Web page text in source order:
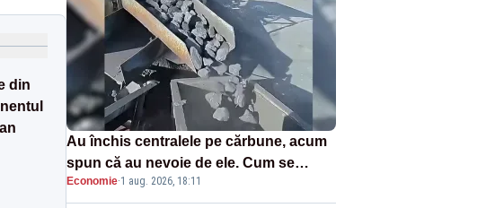
din
Au închis centralele pe cărbune, acum
spun că au nevoie de ele. Cum se
pasează vina în plină criză energetică
Economie·1 aug. 2026, 18:11